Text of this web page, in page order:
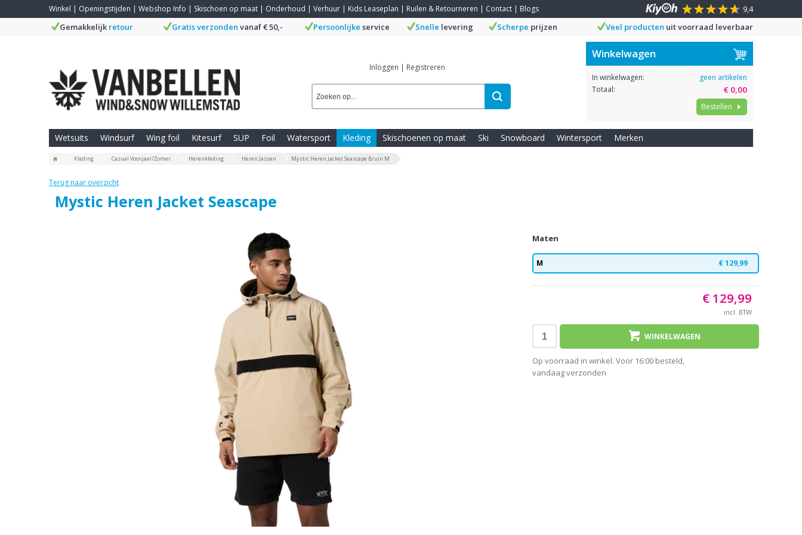
Winkel | Openingstijden | Webshop Info | Skischoen op maat | Onderhoud | Verhuur | Kids Leaseplan | Ruilen & Retourneren | Contact | Blogs
9,4
Gemakkelijk retour Gratis verzonden vanaf € 50,- Persoonlijke service Snelle levering Scherpe prijzen Veel producten uit voorraad leverbaar
Inloggen | Registreren
Winkelwagen
In winkelwagen:
geen artikelen
Totaal:
€ 0,00
Bestellen
Wetsuits Windsurf Wing foil Kitesurf SUP Foil Watersport Kleding Skischoenen op maat Ski Snowboard Wintersport Merken
Kleding Casual Voorjaar/Zomer Herenkleding Heren Jassen Mystic Heren Jacket Seascape Bruin M
Terug naar overzicht
Mystic Heren Jacket Seascape
Maten
M € 129,99
€ 129,99
incl. BTW
WINKELWAGEN
Op voorraad in winkel. Voor 16:00 besteld,
vandaag verzonden